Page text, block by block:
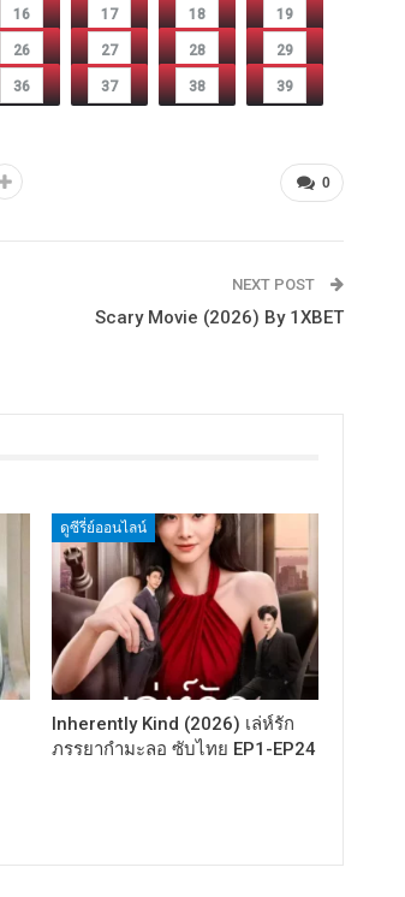
16 17 18 19
26 27 28 29
36 37 38 39
0
NEXT POST
Scary Movie (2026) By 1XBET
ดูซีรี่ย์ออนไลน์
Inherently Kind (2026) เล่ห์รัก
ภรรยากำมะลอ ซับไทย EP1-EP24